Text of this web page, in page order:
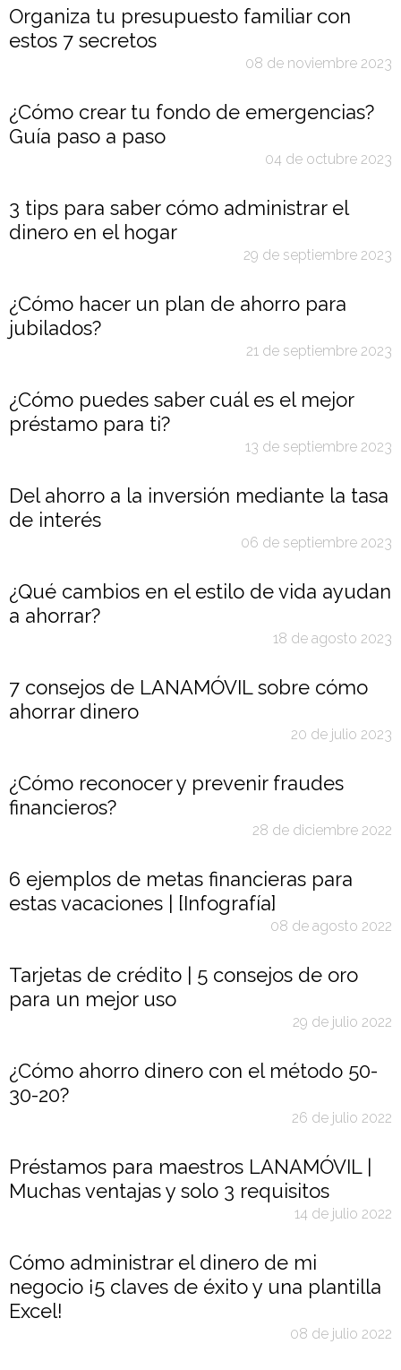
Organiza tu presupuesto familiar con
estos 7 secretos
08 de noviembre 2023
¿Cómo crear tu fondo de emergencias?
Guía paso a paso
04 de octubre 2023
3 tips para saber cómo administrar el
dinero en el hogar
29 de septiembre 2023
¿Cómo hacer un plan de ahorro para
jubilados?
21 de septiembre 2023
¿Cómo puedes saber cuál es el mejor
préstamo para ti?
13 de septiembre 2023
Del ahorro a la inversión mediante la tasa
de interés
06 de septiembre 2023
¿Qué cambios en el estilo de vida ayudan
a ahorrar?
18 de agosto 2023
7 consejos de LANAMÓVIL sobre cómo
ahorrar dinero
20 de julio 2023
¿Cómo reconocer y prevenir fraudes
financieros?
28 de diciembre 2022
6 ejemplos de metas financieras para
estas vacaciones | [Infografía]
08 de agosto 2022
Tarjetas de crédito | 5 consejos de oro
para un mejor uso
29 de julio 2022
¿Cómo ahorro dinero con el método 50-
30-20?
26 de julio 2022
Préstamos para maestros LANAMÓVIL |
Muchas ventajas y solo 3 requisitos
14 de julio 2022
Cómo administrar el dinero de mi
negocio ¡5 claves de éxito y una plantilla
Excel!
08 de julio 2022